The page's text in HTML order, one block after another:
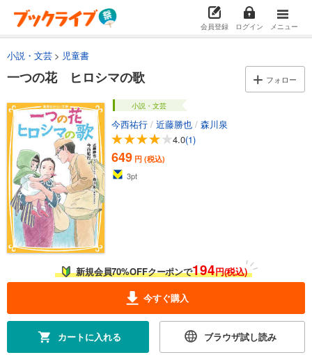
会員登録 ログイン メニュー
小説・文芸 児童書
一つの花 ヒロシマの歌 フォロー
小説・文芸
今西祐行 / 近藤勝也 / 森川泉
4.0(1)
649 円 (税込)
3pt
新規会員70%OFFクーポンで194円(税込)
今すぐ購入
カートに入れる ブラウザ試し読み